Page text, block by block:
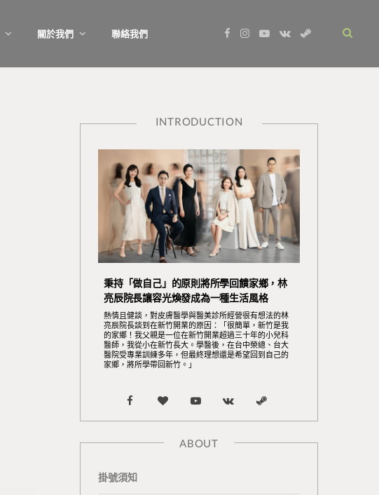
關於我們 聯絡我們
I
Y
V
S
INTRODUCTION
秉持「做自己」的原則將所學回饋家鄉，林
亮辰院長讓容光煥發成為一種生活風格
熱情且健談，對皮膚醫學與醫美診所經營很有想法的林
亮辰院長談到在新竹開業的原因：「很簡單，新竹是我
的家鄉！我父親是一位在新竹開業超過三十年的小兒科
醫師，我從小在新竹長大。學醫後，在台中榮總、台大
醫院受專業訓練多年，但最終理想還是希望回到自己的
家鄉，將所學帶回新竹。」
F
a
e
B
l
Y
o
u
V
K
S
t
ABOUT
掛號須知